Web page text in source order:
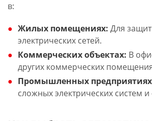
в:
Жилых помещениях: Для
электрических сетей.
Коммерческих объектах: В
других коммерческих
Промышленных
сложных электрических систем